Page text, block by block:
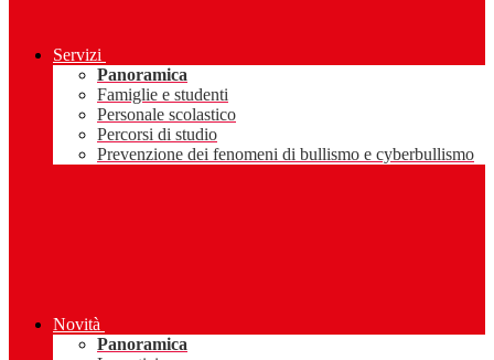
Servizi
Panoramica
Famiglie e studenti
Personale scolastico
Percorsi di studio
Prevenzione dei fenomeni di bullismo e cyberbullismo
Novità
Panoramica